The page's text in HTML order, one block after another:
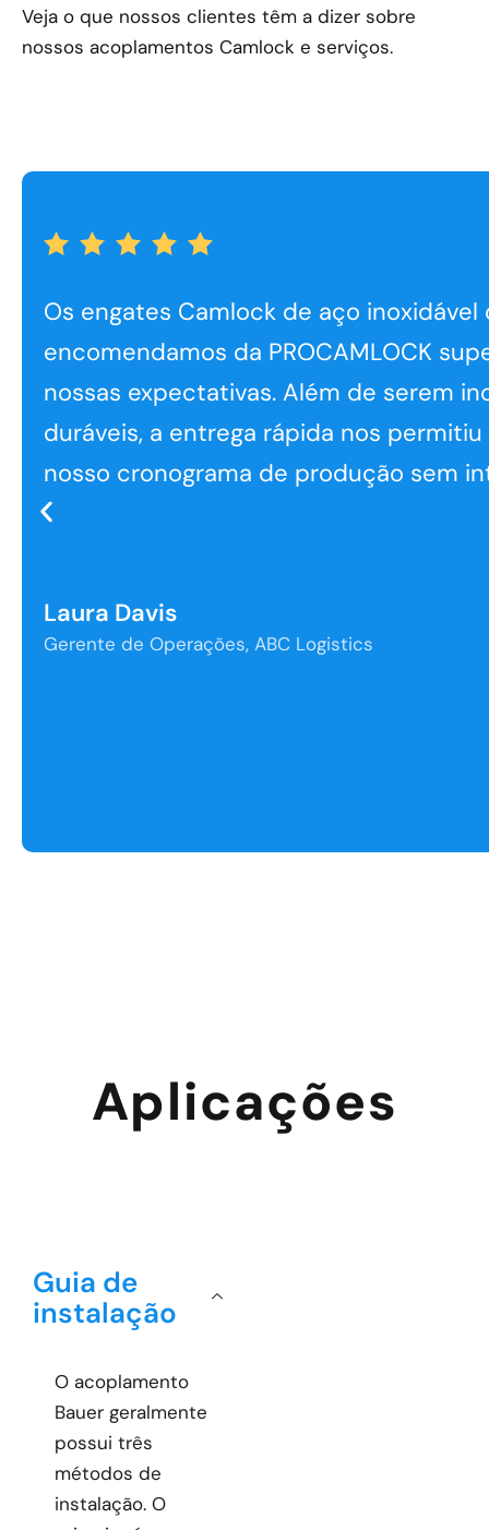
Veja o que nossos clientes têm a dizer sobre
nossos acoplamentos Camlock e serviços.
Os engates Camlock de aço inoxidável
encomendamos da PROCAMLOCK
nossas expectativas. Além de serem
duráveis, a entrega rápida nos
nosso cronograma de produção sem
Laura Davis
Gerente de Operações, ABC Logistics
Aplicações
Guia de
instalação
O acoplamento
Bauer geralmente
possui três
métodos de
instalação. O